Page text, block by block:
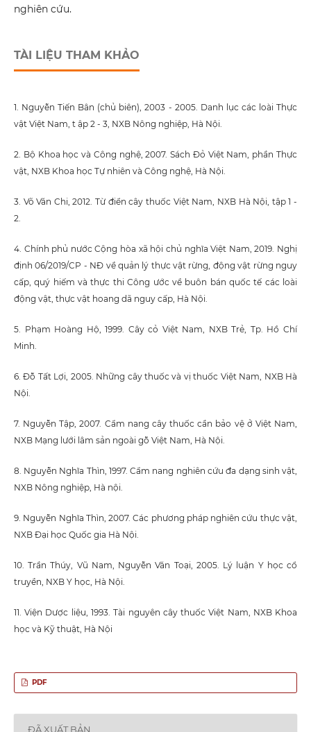
nghiên cứu.
TÀI LIỆU THAM KHẢO
1. Nguyễn Tiến Bân (chủ biên), 2003 - 2005. Danh lục các loài Thực
vật Việt Nam, t ập 2 - 3, NXB Nông nghiệp, Hà Nội.
2. Bộ Khoa học và Công nghệ, 2007. Sách Đỏ Việt Nam, phần Thực
vật, NXB Khoa học Tự nhiên và Công nghệ, Hà Nội.
3. Võ Văn Chi, 2012. Từ điển cây thuốc Việt Nam, NXB Hà Nội, tập 1 -
2.
4. Chính phủ nước Cộng hòa xã hội chủ nghĩa Việt Nam, 2019. Nghị
định 06/2019/CP - NĐ về quản lý thực vật rừng, động vật rừng nguy
cấp, quý hiếm và thực thi Công ước về buôn bán quốc tế các loài
động vật, thực vật hoang dã nguy cấp, Hà Nội.
5. Phạm Hoàng Hộ, 1999. Cây cỏ Việt Nam, NXB Trẻ, Tp. Hồ Chí
Minh.
6. Đỗ Tất Lợi, 2005. Những cây thuốc và vị thuốc Việt Nam, NXB Hà
Nội.
7. Nguyễn Tập, 2007. Cẩm nang cây thuốc cần bảo vệ ở Việt Nam,
NXB Mạng lưới lâm sản ngoài gỗ Việt Nam, Hà Nội.
8. Nguyễn Nghĩa Thìn, 1997. Cẩm nang nghiên cứu đa dạng sinh vật,
NXB Nông nghiệp, Hà nội.
9. Nguyễn Nghĩa Thìn, 2007. Các phương pháp nghiên cứu thực vật,
NXB Đại học Quốc gia Hà Nội.
10. Trần Thúy, Vũ Nam, Nguyễn Văn Toại, 2005. Lý luận Y học cổ
truyền, NXB Y học, Hà Nội.
11. Viện Dược liệu, 1993. Tài nguyên cây thuốc Việt Nam, NXB Khoa
học và Kỹ thuật, Hà Nội
PDF
ĐÃ XUẤT BẢN